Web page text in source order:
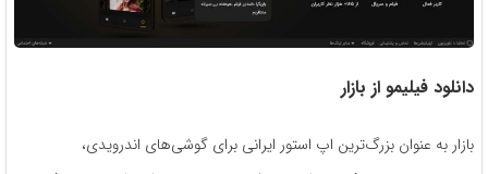
دانلود فیلیمو از بازار
بازار به عنوان بزرگ‌ترین اپ استور ایرانی برای گوشی‌های اندرویدی،